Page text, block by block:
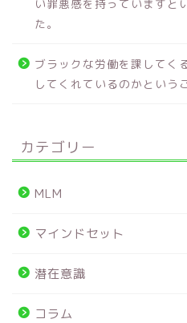
い罪悪感を持っていますと
た。
ブラックな労働を課してく
してくれているのかという
カテゴリー
MLM
マインドセット
潜在意識
コラム